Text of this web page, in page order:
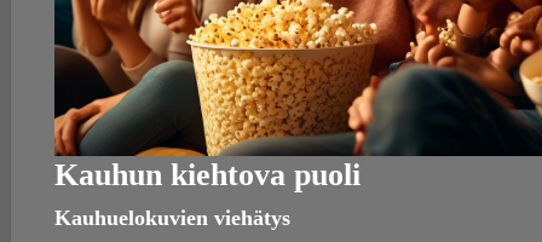
Kauhun kiehtova puoli
Kauhuelokuvien viehätys